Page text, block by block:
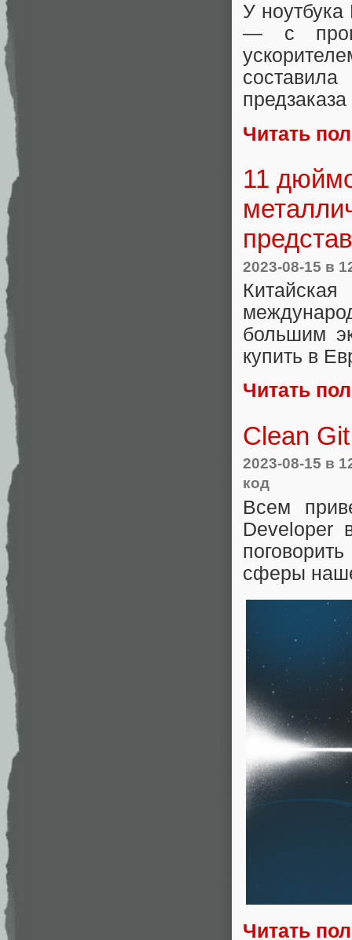
У
— с
Читать
11
2023-08-15 в
большим
купить в
Читать
Clean
2023-08-15 в
код
Всем
Developer
сферы
Читать